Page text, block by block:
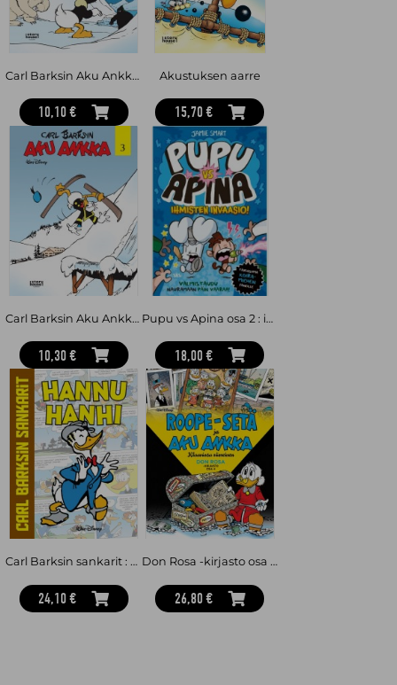
Carl Barksin Aku Ankka 6
10,10 €
Akustuksen aarre
15,70 €
Carl Barksin Aku Ankka 3
10,30 €
Pupu vs Apina osa 2 : ihmisten invaasio
18,00 €
Carl Barksin sankarit : Hannu Hanhi
24,10 €
Don Rosa -kirjasto osa 4 : Roope-setä ja Aku Ankka - klaaninsa viimeinen
26,80 €